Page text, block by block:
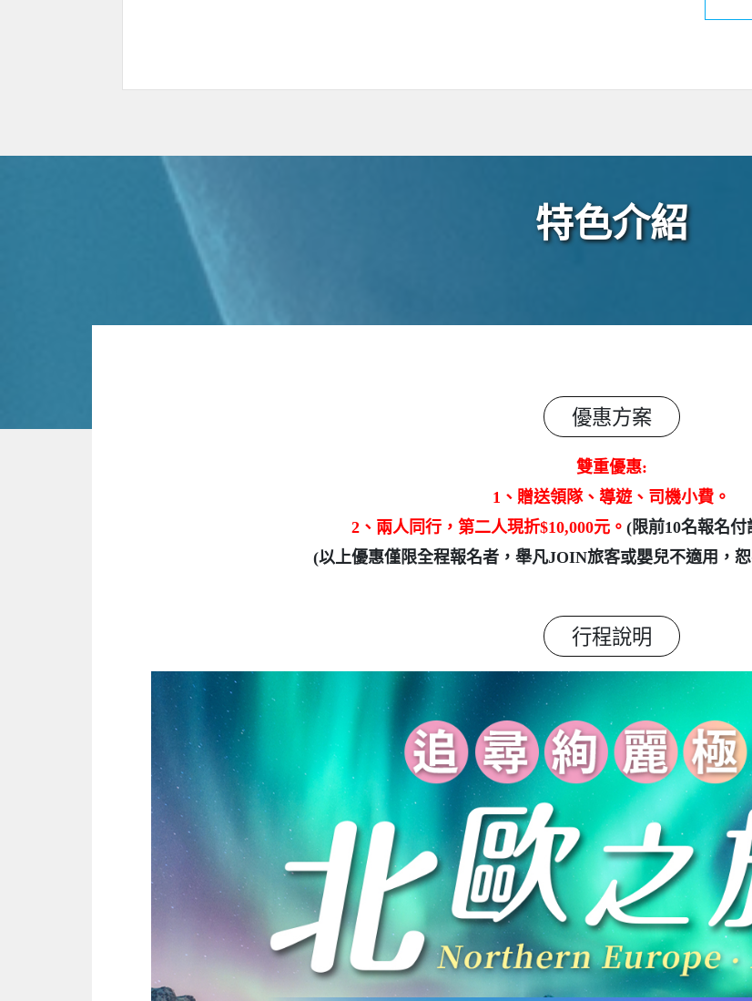
特色介紹
優惠方案
雙重優惠:
1、贈送領隊、導遊、司機小費。
2、兩人同行，第二人現折$10,000元。 (限前10名報名
(以上優惠僅限全程報名者，舉凡JOIN旅客或嬰兒不適用，
行程說明